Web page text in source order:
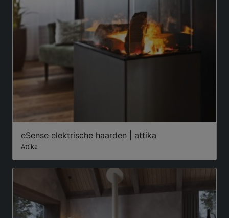
eSense elektrische haarden | attika
Attika